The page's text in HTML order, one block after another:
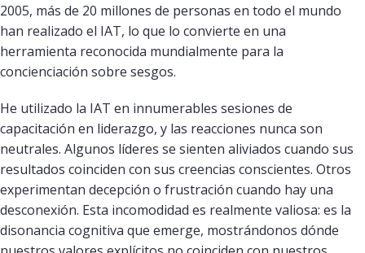
2005, más de 20 millones de personas en todo el mundo
han realizado el IAT, lo que lo convierte en una
herramienta reconocida mundialmente para la
concienciación sobre sesgos.
He utilizado la IAT en innumerables sesiones de
capacitación en liderazgo, y las reacciones nunca son
neutrales. Algunos líderes se sienten aliviados cuando sus
resultados coinciden con sus creencias conscientes. Otros
experimentan decepción o frustración cuando hay una
desconexión. Esta incomodidad es realmente valiosa: es la
disonancia cognitiva que emerge, mostrándonos dónde